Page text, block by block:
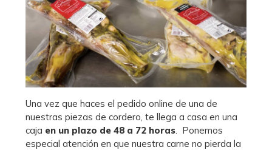
Una vez que haces el pedido online de una de
nuestras piezas de cordero, te llega a casa en una
caja en un plazo de 48 a 72 horas
Ponemos
especial atención en que nuestra carne no pierda la